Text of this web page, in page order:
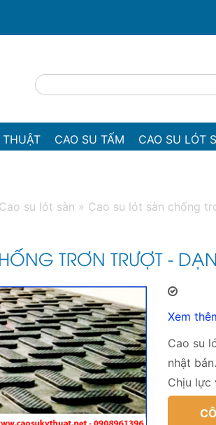
THUẬT CAO SU TẤM CAO SU LÓT
Cao su lót sàn » Cao su lót sàn chống
TRƠN TRƯỢT -
Xem
Cao su
nhật
Chịu